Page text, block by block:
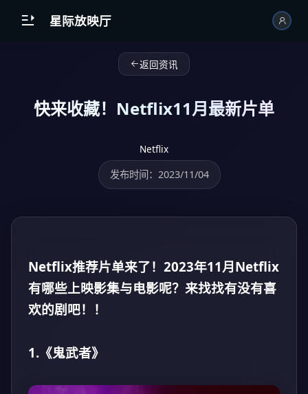
 星际放映厅
返回资讯
快来收藏！Netflix11月最新片单
Netflix
发布时间：2023/11/04
Netflix推荐片单来了！2023年11月Netflix
有哪些上映影集与电影呢？来找找有没有喜
欢的剧吧！！
1.《鬼武者》